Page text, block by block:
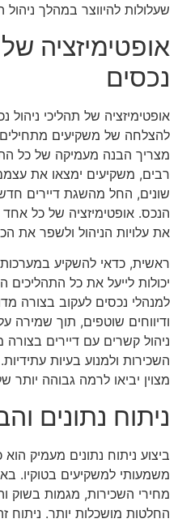
שעלולות להיווצר במהלך ניהול
אופטימיזציה
נכסים
אופטימיזציה של תהליכי ניהול
להצלחה של משקיעים
מצריך הבנה מעמיקה של כל
רבים, משקיעים ימצאו את
שונים, החל מהשגת דיירים
הנכס. אופטימיזציה של כל
את עלויות הניהול ולשפר את
ראשית, כדאי להשקיע
יכולות לייעל את כל
למנהלי נכסים לעקוב בצורה
ודיווחים שוטפים, תוך שמירה
ניהול קשרים עם דיירים בצורה
השכירות ולמנוע בעיות
מצוין יביאו לרמה גבוהה יותר
ניתוח נתונים
ביצוע ניתוח נתונים מעמיק הוא
משמעותי למשקיעים בטוקיו.
מחירי השכירות, מגמות בשוק
החלטות מושכלות יותר. ניתוח